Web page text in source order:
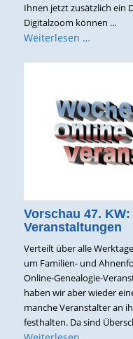
Ihnen jetzt zusätzlich ein
Digitalzoom können ...
Weiterlesen …
Vorschau 47.
Veranstaltungen
Verteilt über alle
um Familien- und
Online-Genealogie-
haben wir aber wieder
manche Veranstalter an
festhalten. Da sind